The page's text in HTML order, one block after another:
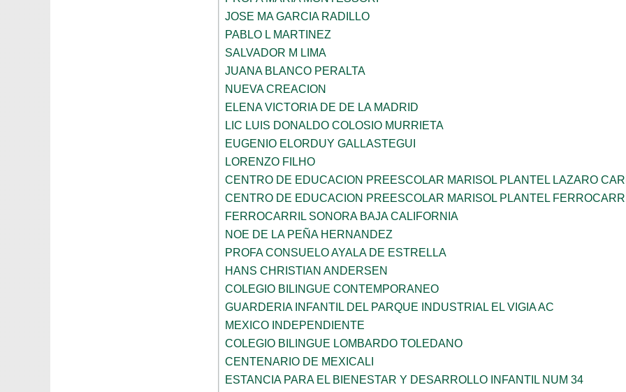
JOSE MA GARCIA RADILLO
PABLO L MARTINEZ
SALVADOR M LIMA
JUANA BLANCO PERALTA
NUEVA CREACION
ELENA VICTORIA DE DE LA MADRID
LIC LUIS DONALDO COLOSIO MURRIETA
EUGENIO ELORDUY GALLASTEGUI
LORENZO FILHO
CENTRO DE EDUCACION PREESCOLAR MARISOL PLANTEL LAZARO
CENTRO DE EDUCACION PREESCOLAR MARISOL PLANTEL
FERROCARRIL SONORA BAJA CALIFORNIA
NOE DE LA PEÑA HERNANDEZ
PROFA CONSUELO AYALA DE ESTRELLA
HANS CHRISTIAN ANDERSEN
COLEGIO BILINGUE CONTEMPORANEO
GUARDERIA INFANTIL DEL PARQUE INDUSTRIAL EL VIGIA AC
MEXICO INDEPENDIENTE
COLEGIO BILINGUE LOMBARDO TOLEDANO
CENTENARIO DE MEXICALI
ESTANCIA PARA EL BIENESTAR Y DESARROLLO INFANTIL NUM 34